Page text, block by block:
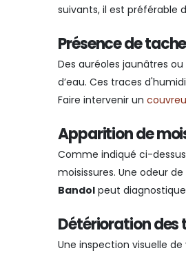
suivants, il est préférable
Présence de
Des auréoles jaunâtres
d’eau. Ces traces
Faire intervenir un
Apparition de
Comme indiqué ci-
moisissures. Une odeur
Bandol peut
Détérioration des
Une inspection visuelle